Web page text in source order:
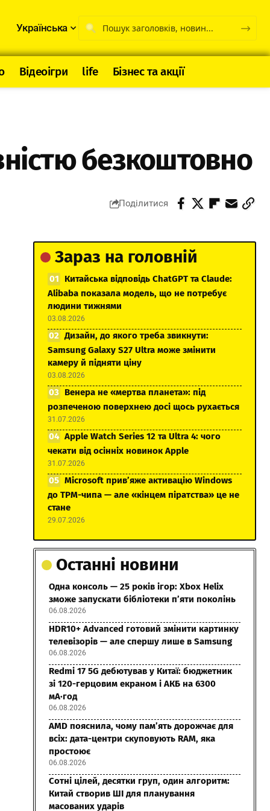
Українська
Відеоігри life Бізнес та акції
безкоштовно
Поділитися
Зараз на головній
Китайська відповідь ChatGPT та Claude:
Alibaba показала модель, що не потребує
людини тижнями
03.08.2026
Дизайн, до якого треба звикнути:
Samsung Galaxy S27 Ultra може змінити
камеру й підняти ціну
03.08.2026
Венера не «мертва планета»: під
розпеченою поверхнею досі щось рухається
31.07.2026
Apple Watch Series 12 та Ultra 4: чого
чекати від осінніх новинок Apple
31.07.2026
Microsoft прив’яже активацію Windows
до TPM-чипа — але «кінцем піратства» це не
стане
29.07.2026
Останні новини
Одна консоль — 25 років ігор: Xbox Helix
зможе запускати бібліотеки п’яти поколінь
06.08.2026
HDR10+ Advanced готовий змінити картинку
телевізорів — але спершу лише в Samsung
06.08.2026
Redmi 17 5G дебютував у Китаї: бюджетник
зі 120-герцовим екраном і АКБ на 6300
мА·год
06.08.2026
AMD пояснила, чому пам’ять дорожчає для
всіх: дата-центри скуповують RAM, яка
простоює
06.08.2026
Сотні цілей, десятки груп, один алгоритм:
Китай створив ШІ для планування
масованих ударів